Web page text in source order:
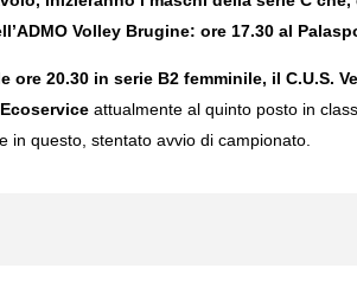
Volley Brugine: ore 17.30 al
ore 20.30 in serie B2 femminile, il C.U.S.
attualmente al quinto posto in
in questo, stentato avvio di campionato.